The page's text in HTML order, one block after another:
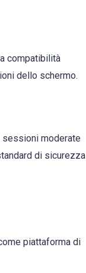
compatibilità
dello schermo.
sessioni moderate
di sicurezza
piattaforma di